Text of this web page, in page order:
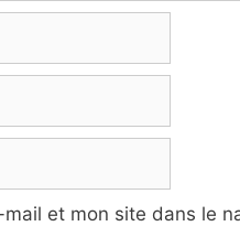
et mon site dans le